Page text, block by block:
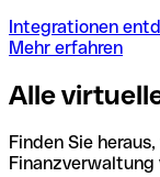
Integrationen
Mehr erfahren
Alle
Finden Sie
Finanzverwaltung